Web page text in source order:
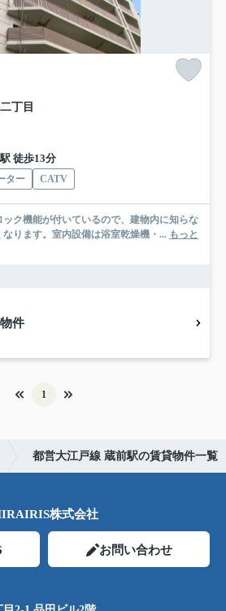
丁目
徒歩13分
ター CATV
ク機能が付いているので、建物内に知らな
ります。室内設備は浴室乾燥機・... もっと
件
1
都営大江戸線 蔵前駅の賃貸物件一覧
株式会社
お問い合わせ